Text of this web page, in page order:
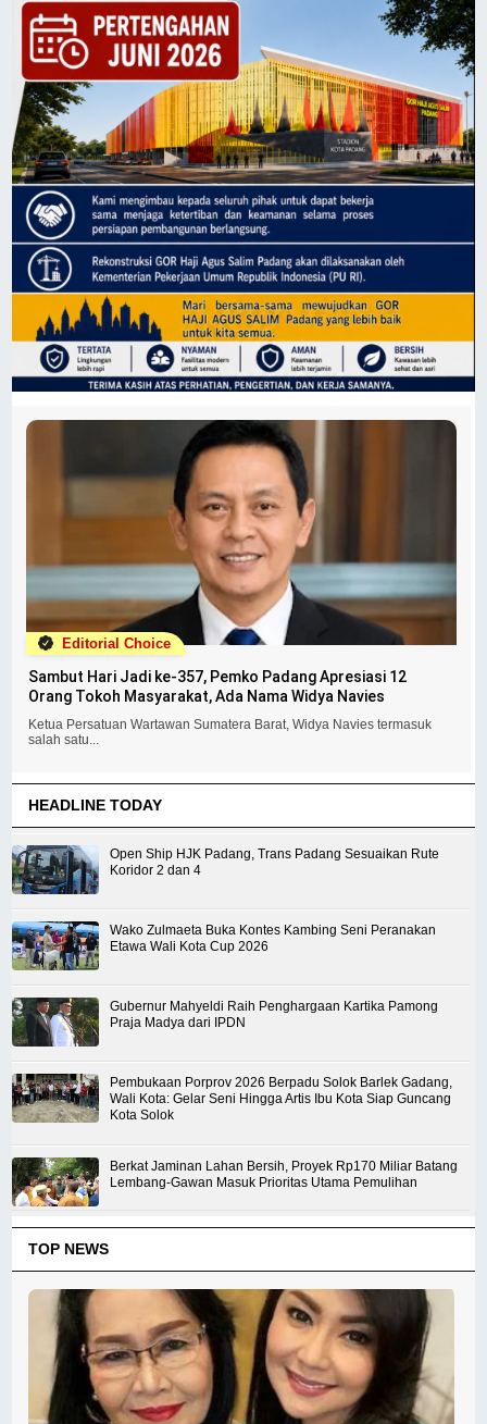
Editorial Choice
Sambut Hari Jadi ke-357, Pemko Padang Apresiasi 12
Orang Tokoh Masyarakat, Ada Nama Widya Navies
Ketua Persatuan Wartawan Sumatera Barat, Widya Navies termasuk
salah satu...
HEADLINE TODAY
Open Ship HJK Padang, Trans Padang Sesuaikan Rute
Koridor 2 dan 4
Wako Zulmaeta Buka Kontes Kambing Seni Peranakan
Etawa Wali Kota Cup 2026
Gubernur Mahyeldi Raih Penghargaan Kartika Pamong
Praja Madya dari IPDN
Pembukaan Porprov 2026 Berpadu Solok Barlek Gadang,
Wali Kota: Gelar Seni Hingga Artis Ibu Kota Siap Guncang
Kota Solok
Berkat Jaminan Lahan Bersih, Proyek Rp170 Miliar Batang
Lembang-Gawan Masuk Prioritas Utama Pemulihan
TOP NEWS